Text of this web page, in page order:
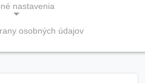
nastavenia
vypnúť)
osobných údajov